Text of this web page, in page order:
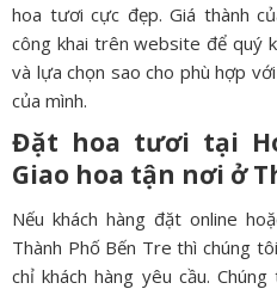
hoa tươi cực đẹp. Giá thành
công khai trên website để quý
và lựa chọn sao cho phù hợp
của mình.
Đặt hoa tươi tại
Giao hoa tận nơi ở
Nếu khách hàng đặt online
Thành Phố Bến Tre thì chúng
chỉ khách hàng yêu cầu.